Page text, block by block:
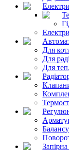
Для
Для
Для